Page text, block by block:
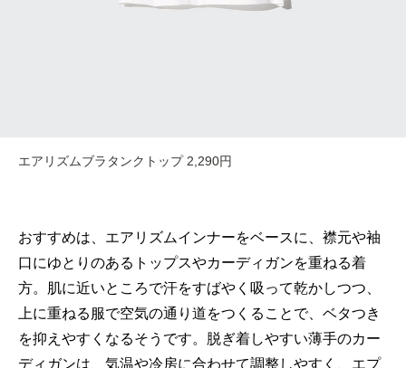
エアリズムブラタンクトップ 2,290円
おすすめは、エアリズムインナーをベースに、襟元や袖
口にゆとりのあるトップスやカーディガンを重ねる着
方。肌に近いところで汗をすばやく吸って乾かしつつ、
上に重ねる服で空気の通り道をつくることで、ベタつき
を抑えやすくなるそうです。脱ぎ着しやすい薄手のカー
ディガンは、気温や冷房に合わせて調整しやすく、エプ